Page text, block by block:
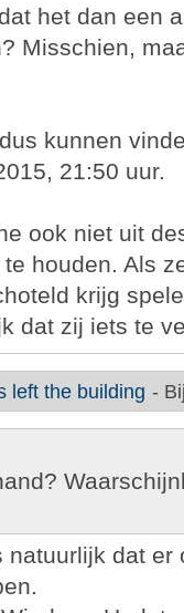
het dan een
Misschien,
kunnen
21:50 uur.
ook niet uit
houden. Als
krijg
dat zij iets te
left the building -
dat